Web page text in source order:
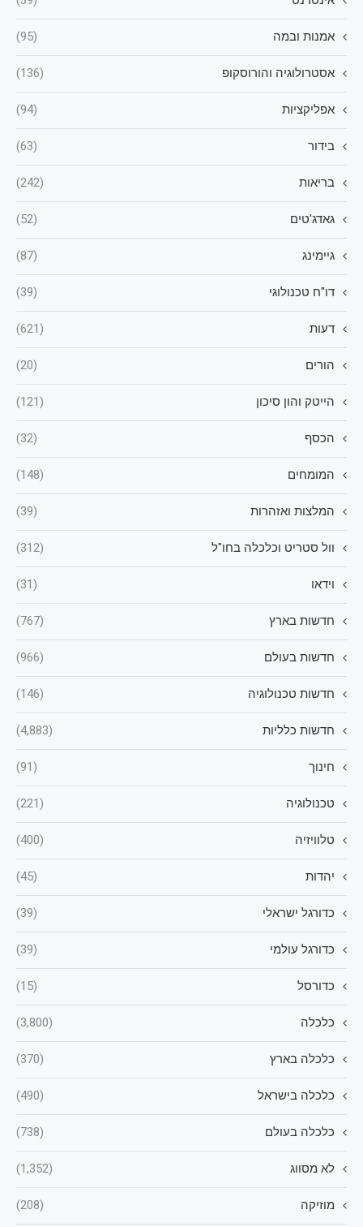
אמנות ובמה (95)
אסטרולוגיה והורוסקופ (136)
אפליקציות (94)
בידור (63)
בריאות (242)
גאדג'טים (52)
גיימינג (87)
דו"ח טכנולוגי (39)
דעות (621)
הורים (20)
הייטק והון סיכון (121)
הכסף (32)
המומחים (148)
המלצות ואזהרות (39)
וול סטריט וכלכלה בחו"ל (312)
וידאו (31)
חדשות בארץ (767)
חדשות בעולם (966)
חדשות טכנולוגיה (146)
חדשות כלליות (4,883)
חינוך (91)
טכנולוגיה (221)
טלוויזיה (400)
יהדות (45)
כדורגל ישראלי (39)
כדורגל עולמי (39)
כדורסל (15)
כלכלה (3,800)
כלכלה בארץ (370)
כלכלה בישראל (490)
כלכלה בעולם (738)
לא מסווג (1,352)
מוזיקה (208)